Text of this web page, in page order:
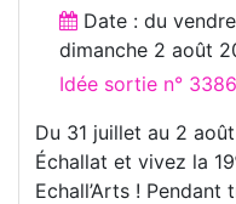
Date : du
dimanche 2 août
Idée sortie n°
Du 31 juillet au 2
Échallat et vivez la
Echall’Arts !